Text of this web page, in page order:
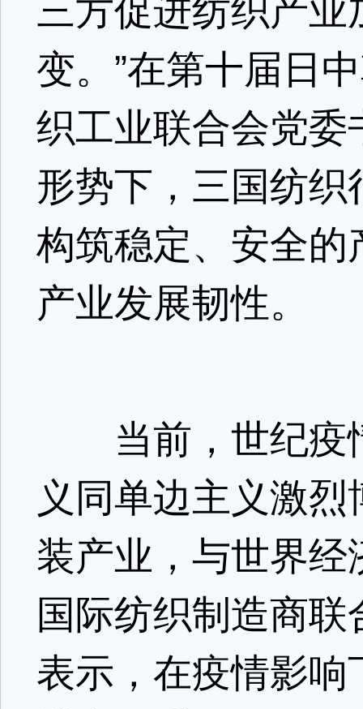
三方促进纺织产
变。”在第十届日
织工业联合会党
形势下，三国纺
构筑稳定、安全
产业发展韧性。
当前，世纪疫
义同单边主义激
装产业，与世界
国际纺织制造商
表示，在疫情影